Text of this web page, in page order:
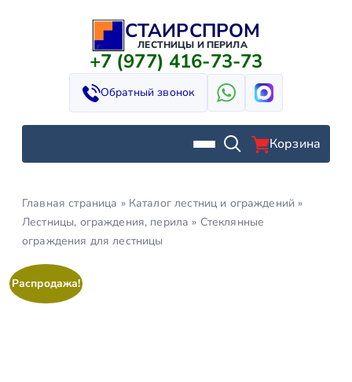
СТАИРСПРОМ
ЛЕСТНИЦЫ И ПЕРИЛА
+7 (977) 416-73-73
Обратный звонок
Корзина
Главная страница » Каталог лестниц и ограждений »
Лестницы, ограждения, перила » Стеклянные
ограждения для лестницы
Распродажа!